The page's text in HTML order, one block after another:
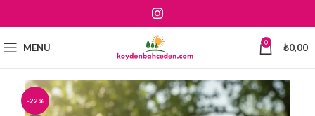
MENÜ 0 ₺0,00
-22%